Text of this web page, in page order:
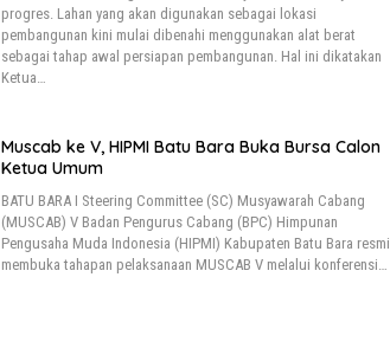
progres. Lahan yang akan digunakan sebagai lokasi
pembangunan kini mulai dibenahi menggunakan alat berat
sebagai tahap awal persiapan pembangunan. Hal ini dikatakan
Ketua…
Muscab ke V, HIPMI Batu Bara Buka Bursa Calon
Ketua Umum
BATU BARA I Steering Committee (SC) Musyawarah Cabang
(MUSCAB) V Badan Pengurus Cabang (BPC) Himpunan
Pengusaha Muda Indonesia (HIPMI) Kabupaten Batu Bara resmi
membuka tahapan pelaksanaan MUSCAB V melalui konferensi…